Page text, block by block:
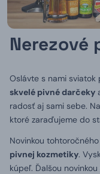
Oslávte s nami sviatok
skvelé pivné darčeky
radosť aj sami sebe.
ktoré zaraďujeme do
Novinkou tohtoročného
pivnej kozmetiky.
kúpeľ. Ďalšou novinkou